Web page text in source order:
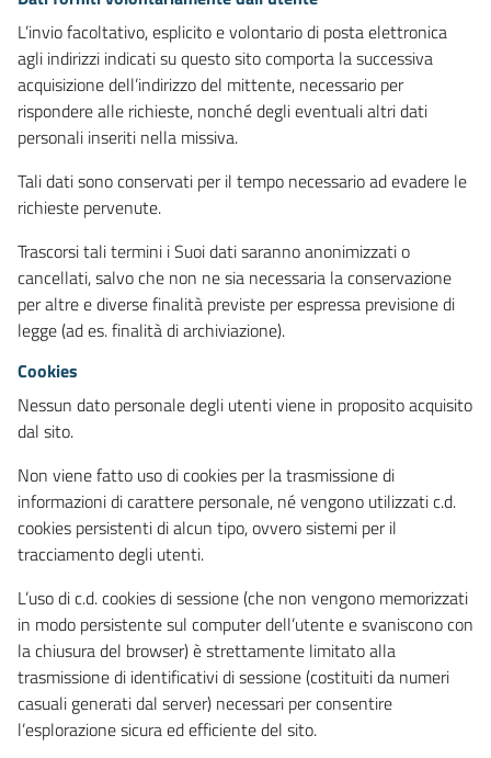
L’invio facoltativo, esplicito e volontario di posta elettronica
agli indirizzi indicati su questo sito comporta la successiva
acquisizione dell’indirizzo del mittente, necessario per
rispondere alle richieste, nonché degli eventuali altri dati
personali inseriti nella missiva.
Tali dati sono conservati per il tempo necessario ad evadere le
richieste pervenute.
Trascorsi tali termini i Suoi dati saranno anonimizzati o
cancellati, salvo che non ne sia necessaria la conservazione
per altre e diverse finalità previste per espressa previsione di
legge (ad es. finalità di archiviazione).
Cookies
Nessun dato personale degli utenti viene in proposito acquisito
dal sito.
Non viene fatto uso di cookies per la trasmissione di
informazioni di carattere personale, né vengono utilizzati c.d.
cookies persistenti di alcun tipo, ovvero sistemi per il
tracciamento degli utenti.
L’uso di c.d. cookies di sessione (che non vengono memorizzati
in modo persistente sul computer dell’utente e svaniscono con
la chiusura del browser) è strettamente limitato alla
trasmissione di identificativi di sessione (costituiti da numeri
casuali generati dal server) necessari per consentire
l’esplorazione sicura ed efficiente del sito.